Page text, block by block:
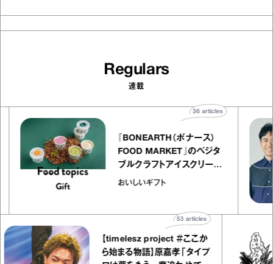
Regulars
連載
『BONEARTH（ボナース）
FOOD MARKET』のベジタ
ブルクラフトアイスクリーム
｜真野知子の「おいしいギフ
おいしいギフト
36articles
【timelesz project ＃ここか
ら始まる物語】原嘉孝「タイプ
articles